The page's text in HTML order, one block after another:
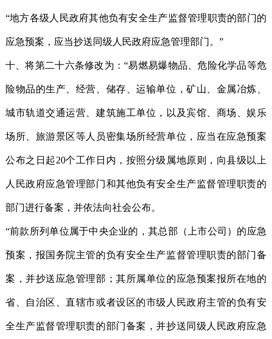
“地方各级人民政府其他负有安全生产监督管理职责的部门的
应急预案，应当抄送同级人民政府应急管理部门。”
十、将第二十六条修改为：“易燃易爆物品、危险化学品等危
险物品的生产、经营、储存、运输单位，矿山、金属冶炼、
城市轨道交通运营、建筑施工单位，以及宾馆、商场、娱乐
场所、旅游景区等人员密集场所经营单位，应当在应急预案
公布之日起20个工作日内，按照分级属地原则，向县级以上
人民政府应急管理部门和其他负有安全生产监督管理职责的
部门进行备案，并依法向社会公布。
“前款所列单位属于中央企业的，其总部（上市公司）的应急
预案，报国务院主管的负有安全生产监督管理职责的部门备
案，并抄送应急管理部；其所属单位的应急预案报所在地的
省、自治区、直辖市或者设区的市级人民政府主管的负有安
全生产监督管理职责的部门备案，并抄送同级人民政府应急